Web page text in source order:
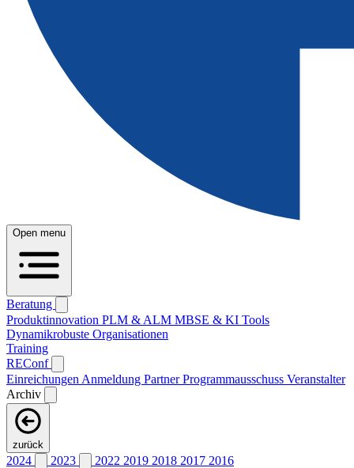
Open menu
Beratung
Produktinnovation PLM & ALM MBSE & KI Tools
Dynamikrobuste Organisationen
Training
REConf
Einreichungen Anmeldung PartnerProgrammausschuss Veranstalter
Archiv
zurück
2024 2023 2022 2019 2018 2017 2016